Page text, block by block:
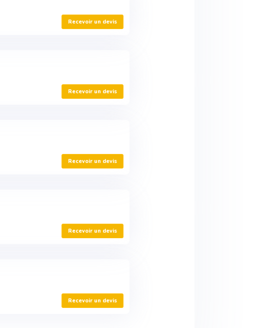
Recevoir un devis
Recevoir un devis
Recevoir un devis
Recevoir un devis
Recevoir un devis